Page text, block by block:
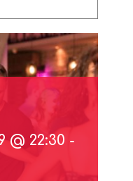
@ 22:30 -